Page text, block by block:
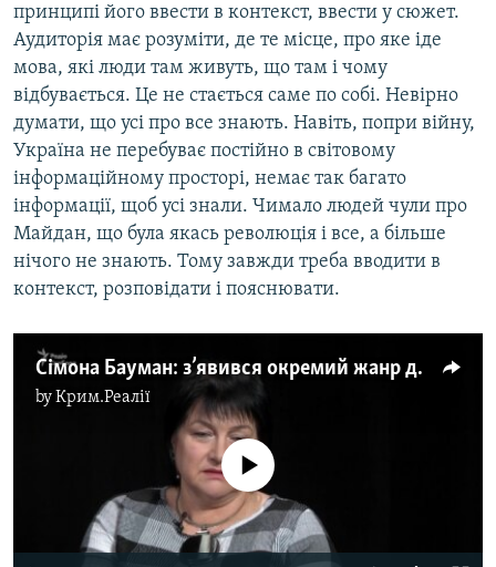
принципі його ввести в контекст, ввести у сюжет.
Аудиторія має розуміти, де те місце, про яке іде
мова, які люди там живуть, що там і чому
відбувається. Це не стається саме по собі. Невірно
думати, що усі про все знають. Навіть, попри війну,
Україна не перебуває постійно в світовому
інформаційному просторі, немає так багато
інформації, щоб усі знали. Чимало людей чули про
Майдан, що була якась революція і все, а більше
нічого не знають. Тому завжди треба вводити в
контекст, розповідати і пояснювати.
Сімона Бауман: з’явився окремий жанр документального кіно – «Війна і зона конфлікту»
byКрим.Реалії
No media source currently available